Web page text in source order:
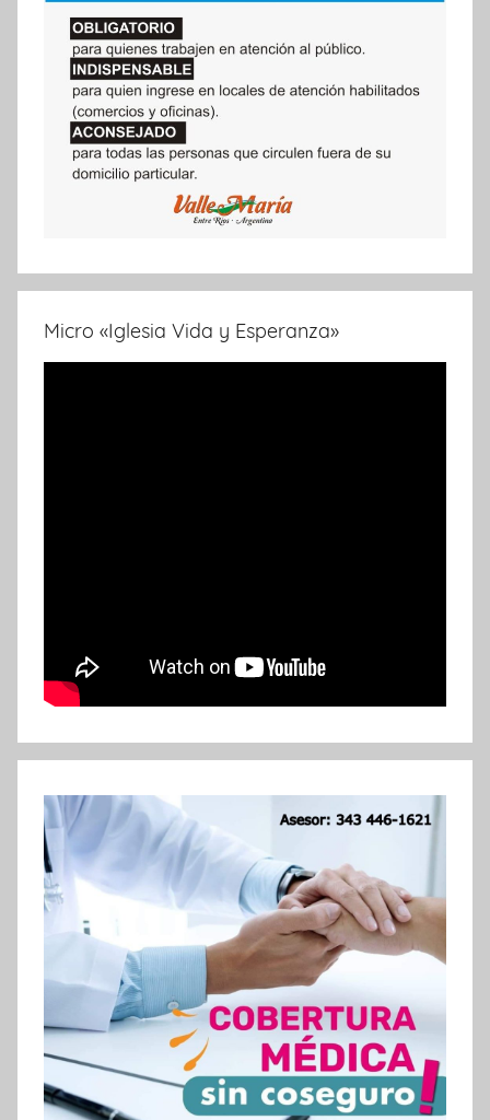
Micro «Iglesia Vida y Esperanza»